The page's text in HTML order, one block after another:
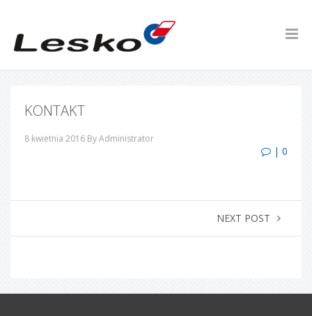
KONTAKT
8 kwietnia 2016 By Administrator
| 0
NEXT POST